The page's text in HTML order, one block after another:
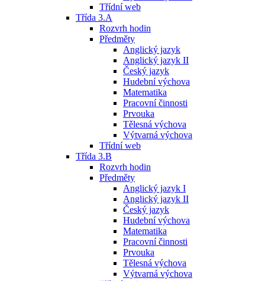
Třídní web
Třída 3.A
Rozvrh hodin
Předměty
Anglický jazyk
Anglický jazyk II
Český jazyk
Hudební výchova
Matematika
Pracovní činnosti
Prvouka
Tělesná výchova
Výtvarná výchova
Třídní web
Třída 3.B
Rozvrh hodin
Předměty
Anglický jazyk I
Anglický jazyk II
Český jazyk
Hudební výchova
Matematika
Pracovní činnosti
Prvouka
Tělesná výchova
Výtvarná výchova